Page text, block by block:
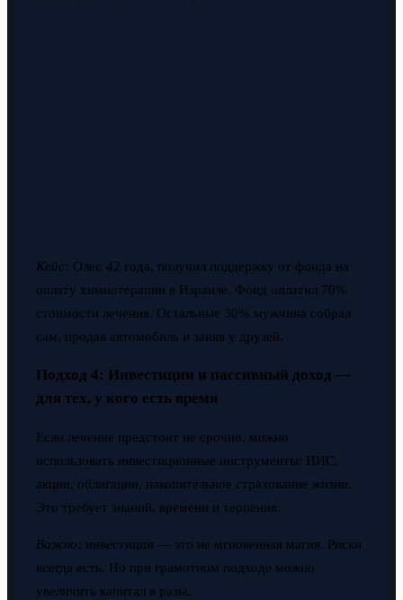
Кейс: Олег, 42 года, получил поддержку от фонда на
оплату химиотерапии в Израиле. Фонд оплатил 70%
стоимости лечения. Остальные 30% мужчина собрал
сам, продав автомобиль и заняв у друзей.
Подход 4: Инвестиции и пассивный доход —
для тех, у кого есть время
Если лечение предстоит не срочно, можно
использовать инвестиционные инструменты: ИИС,
акции, облигации, накопительное страхование жизни.
Это требует знаний, времени и терпения.
Важно: инвестиции — это не мгновенная магия. Риски
всегда есть. Но при грамотном подходе можно
увеличить капитал в разы.